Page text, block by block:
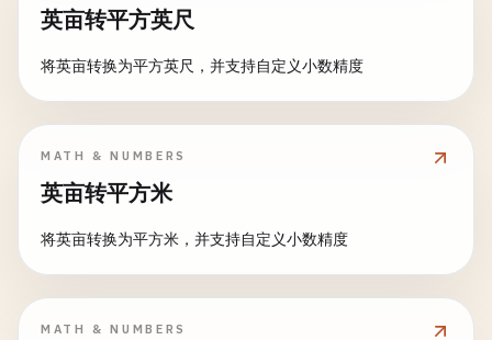
英亩转平方英尺
将英亩转换为平方英尺，并支持自定义小数精度
MATH & NUMBERS
英亩转平方米
将英亩转换为平方米，并支持自定义小数精度
MATH & NUMBERS